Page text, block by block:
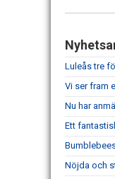
Luleås tre
Vi ser fram
Nu har
Ett
Nöjda och